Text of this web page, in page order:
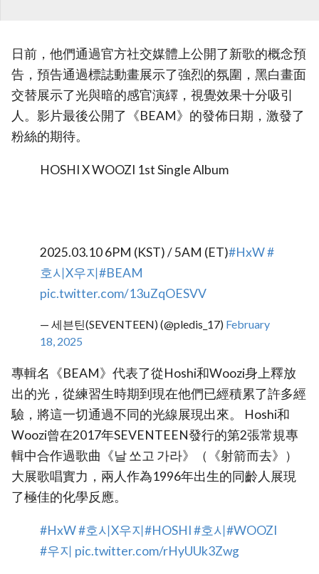
日前，他們通過官方社交媒體上公開了新歌的概念預
告，預告通過標誌動畫展示了強烈的氛圍，黑白畫面
交替展示了光與暗的感官演繹，視覺效果十分吸引
人。影片最後公開了《BEAM》的發佈日期，激發了
粉絲的期待。
HOSHI X WOOZI 1st Single Album
2025.03.10 6PM (KST) / 5AM (ET)#HxW#
호시X우지#BEAM
pic.twitter.com/13uZqOESVV
— 세븐틴(SEVENTEEN) (@pledis_17) February
18, 2025
專輯名《BEAM》代表了從Hoshi和Woozi身上釋放
出的光，從練習生時期到現在他們已經積累了許多經
驗，將這一切通過不同的光線展現出來。 Hoshi和
Woozi曾在2017年SEVENTEEN發行的第2張常規專
輯中合作過歌曲《날 쏘고 가라》（《射箭而去》）
大展歌唱實力，兩人作為1996年出生的同齡人展現
了極佳的化學反應。
#HxW#호시X우지#HOSHI#호시#WOOZI
#우지 pic.twitter.com/rHyUUk3Zwg